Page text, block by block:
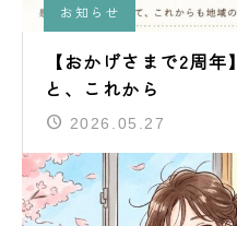
お知らせ
【おかげさまで2周
と、これから
2026.05.27